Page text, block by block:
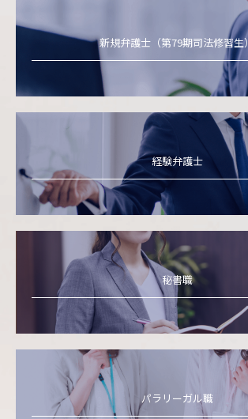
新規弁護士（第79期司法修習生）
経験弁護士
秘書職
パラリーガル職